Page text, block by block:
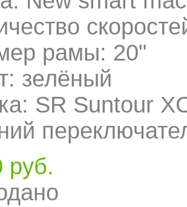
рамы: 20"
зелёный
SR Suntour
руб.